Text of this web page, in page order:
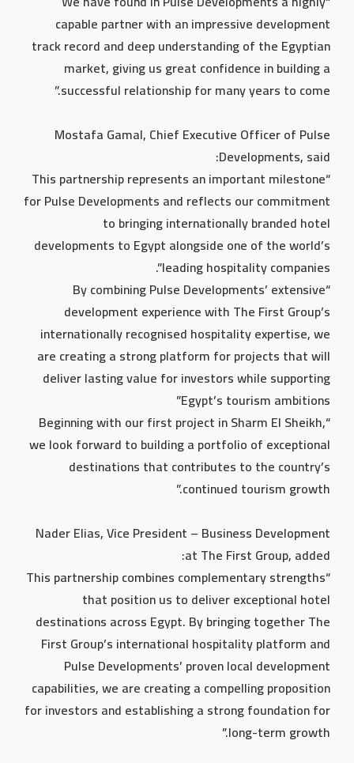
capable partner with an impressive development
track record and deep understanding of the Egyptian
market, giving us great confidence in building a
successful relationship for many years to come.”
Mostafa Gamal, Chief Executive Officer of Pulse
Developments, said:
“This partnership represents an important milestone
for Pulse Developments and reflects our commitment
to bringing internationally branded hotel
developments to Egypt alongside one of the world’s
leading hospitality companies”.
“By combining Pulse Developments’ extensive
development experience with The First Group’s
internationally recognised hospitality expertise, we
are creating a strong platform for projects that will
deliver lasting value for investors while supporting
Egypt’s tourism ambitions”
“Beginning with our first project in Sharm El Sheikh,
we look forward to building a portfolio of exceptional
destinations that contributes to the country’s
continued tourism growth.”
Nader Elias, Vice President – Business Development
at The First Group, added:
“This partnership combines complementary strengths
that position us to deliver exceptional hotel
destinations across Egypt. By bringing together The
First Group’s international hospitality platform and
Pulse Developments’ proven local development
capabilities, we are creating a compelling proposition
for investors and establishing a strong foundation for
long-term growth.”